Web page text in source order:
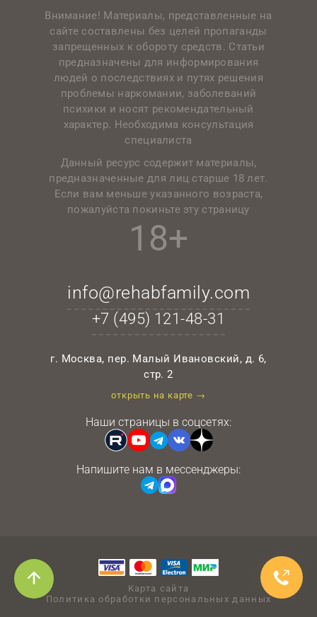
Внимание! Материалы, представленные на
сайте составлены без целей пропаганды
запрещенных к обороту средств. Статьи
предназначены для информирования
людей о последствиях и путях решения
проблемы наркомании, заболеваний
психики и носят рекомендательный
характер. Необходима консультация
специалиста
Данный ресурс содержит материалы,
предназначенные для лиц старше 18 лет.
Если вам меньше указанного возраста,
пожалуйста покиньте эту страницу
18+
info@rehabfamily.com
+7 (495) 121-48-31
г. Москва, пер. Малый Ивановский, д. 6,
стр. 2
открыть на карте →
Наши страницы в соцсетях:
Напишите нам в мессенджеры:
Карта сайта
Политика обработки персональных данных